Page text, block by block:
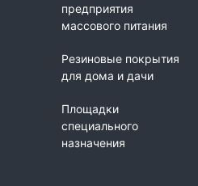
предприятия
массового питания
Резиновые покрытия
для дома и дачи
Площадки
специального
назначения